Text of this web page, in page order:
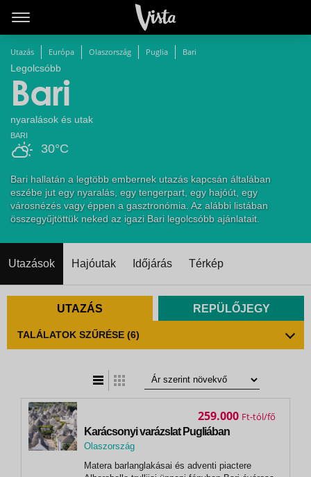
Utazás Európa Olaszország Puglia Bari
Legolcsóbb
Bari
nyaralások és utak
30°C
BARI
Bari hallatán a legtöbb embernek utazás kapcsán általában
eszébe jut egy nyaralás, egy tengerpart, egy hajóút, egy
városnézés vagy éppen a gasztronómia. Az alábbi listában
összegyűjtöttük neked az igazi Bari legolcsóbb ajánlatait.
Utazások Hajóutak Időjárás Térkép
UTAZÁS REPÜLŐJEGY
TALÁLATOK SZŰRÉSE (6)
Karácsonyi varázslat Pugliában
Olaszország
Bari
Matera barlanglakásai és adventi piactere
259.000 Ft